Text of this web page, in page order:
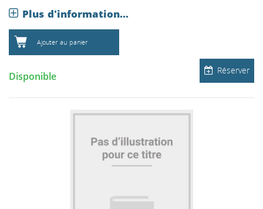
Plus d'information...
Ajouter au panier
Réserver
Disponible